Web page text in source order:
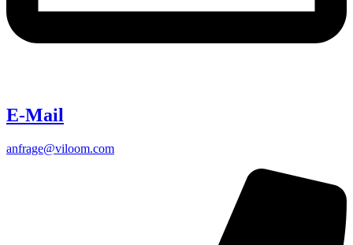
E-Mail
anfrage@viloom.com